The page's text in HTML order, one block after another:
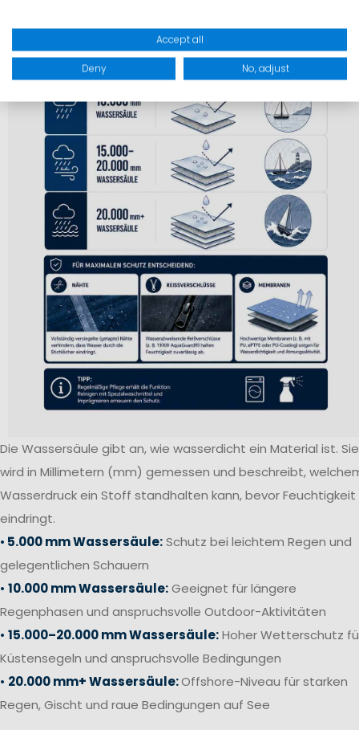
Die Wassersäule gibt an, wie wasserdicht ein Material ist. Sie
wird in Millimetern (mm) gemessen und beschreibt,
Wasserdruck ein Stoff standhalten kann, bevor Feuchtigkeit
eindringt.
• 5.000 mm Wassersäule:Schutz bei leichtem Regen und
gelegentlichen Schauern
• 10.000 mm Wassersäule:Geeignet für längere
Regenphasen und anspruchsvolle Outdoor-Aktivitäten
• 15.000–20.000 mm Wassersäule:Hoher Wetterschutz
Küstensegeln und anspruchsvolle Bedingungen
• 20.000 mm+ Wassersäule:Offshore-Niveau für starken
Regen, Gischt und raue Bedingungen auf See
Accept all
Deny No, adjust